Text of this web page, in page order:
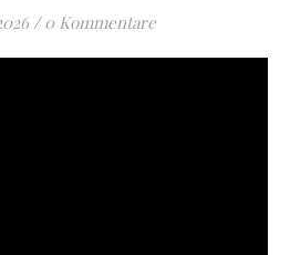
/ 0 Kommentare